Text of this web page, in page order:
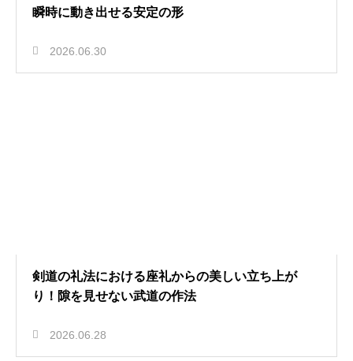
瞬時に動き出せる安定の形
2026.06.30
剣道の礼法における座礼からの美しい立ち上が
り！隙を見せない武道の作法
2026.06.28